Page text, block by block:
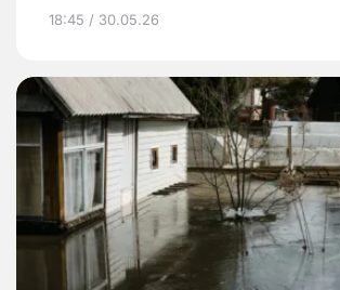
18:45 / 30.05.26